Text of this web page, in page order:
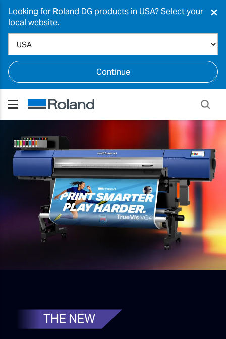
Looking for Roland DG products in USA? Select your
local website.
Continue
×
THE NEW